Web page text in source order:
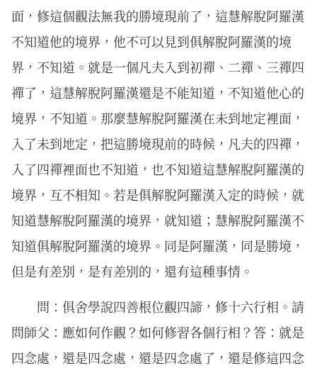
面，修這個觀法無我的勝境現前了，這慧解脫阿羅漢
不知道他的境界，他不可以見到俱解脫阿羅漢的境
界，不知道。就是一個凡夫入到初禪、二禪、三禪四
禪了，這慧解脫阿羅漢還是不能知道，不知道他心的
境界，不知道。那麼慧解脫阿羅漢在未到地定裡面，
入了未到地定，把這勝境現前的時候，凡夫的四禪，
入了四禪裡面也不知道，也不知道這慧解脫阿羅漢的
境界，互不相知。若是俱解脫阿羅漢入定的時候，就
知道慧解脫阿羅漢的境界，就知道；慧解脫阿羅漢不
知道俱解脫阿羅漢的境界。同是阿羅漢，同是勝境，
但是有差別，是有差別的，還有這種事情。
問：俱舍學說四善根位觀四諦，修十六行相。請
問師父：應如何作觀？如何修習各個行相？答：就是
四念處，還是四念處，還是四念處了，還是修這四念